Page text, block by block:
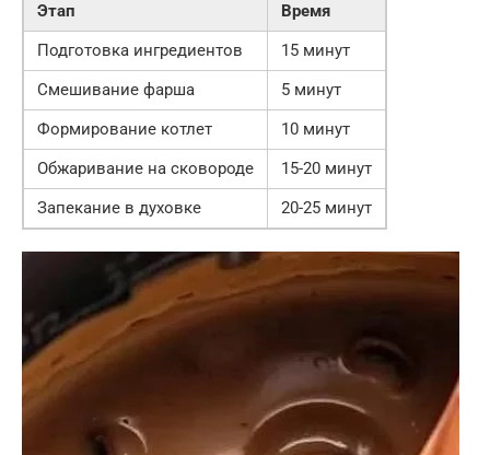
Этап
Время
Подготовка ингредиентов
15 минут
Смешивание фарша
5 минут
Формирование котлет
10 минут
Обжаривание на сковороде
15-20 минут
Запекание в духовке
20-25 минут